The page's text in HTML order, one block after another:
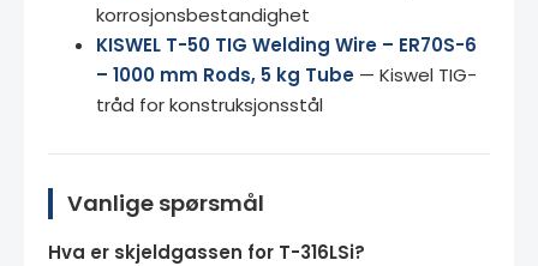
korrosjonsbestandighet
KISWEL T-50 TIG Welding Wire – ER70S-6
– 1000 mm Rods, 5 kg Tube — Kiswel TIG-
tråd for konstruksjonsstål
Vanlige spørsmål
Hva er skjeldgassen for T-316LSi?